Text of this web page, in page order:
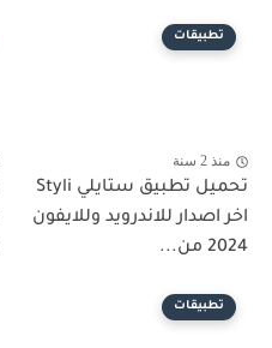
تطبيقات
منذ 2 سنة
تحميل تطبيق ستايلي Styli
اخر اصدار للاندرويد وللايفون
2024 من...
تطبيقات